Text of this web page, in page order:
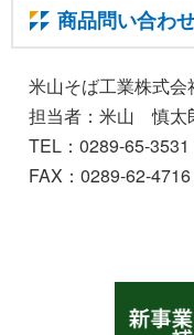
商品問い合わ
米山そば工業株式会
担当者：米山 慎太
TEL：0289-65-3531
FAX：0289-62-4716